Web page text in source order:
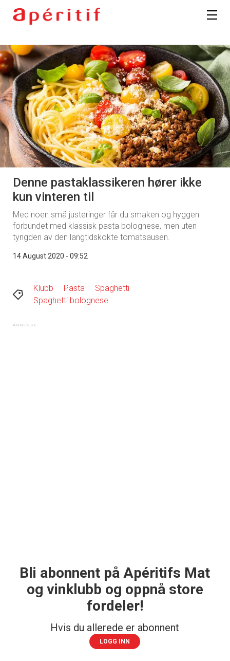
Denne pastaklassikeren hører ikke
kun vinteren til
Med noen små justeringer får du smaken og hyggen
forbundet med klassisk pasta bolognese, men uten
tyngden av den langtidskokte tomatsausen.
14 August 2020 - 09:52
Klubb Pasta
Spaghetti
Spaghetti bolognese
Bli abonnent på Apéritifs Mat
og vinklubb og oppnå store
fordeler!
Hvis du allerede er abonnent
LOGG INN